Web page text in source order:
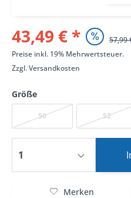
43,49 € * 57,99
Preise inkl. 19% Mehrwertsteuer.
Zzgl.Versandkosten
Größe
50 52
Merken